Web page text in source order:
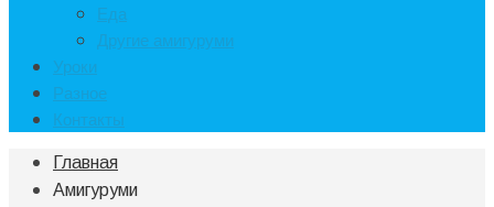
Еда
Другие амигуруми
Уроки
Разное
Контакты
Главная
Амигуруми